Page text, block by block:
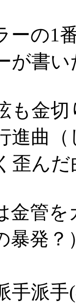
ーの1
が書
も金
進曲
歪んだ
金管
暴発
手派手